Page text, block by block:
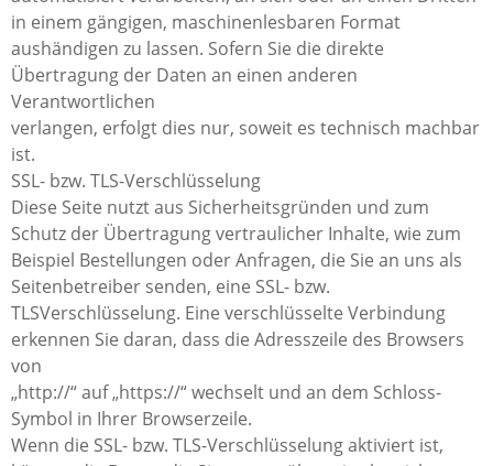
in einem gängigen, maschinenlesbaren Format
aushändigen zu lassen. Sofern Sie die direkte
Übertragung der Daten an einen anderen
Verantwortlichen
verlangen, erfolgt dies nur, soweit es technisch machbar
ist.
SSL- bzw. TLS-Verschlüsselung
Diese Seite nutzt aus Sicherheitsgründen und zum
Schutz der Übertragung vertraulicher Inhalte, wie zum
Beispiel Bestellungen oder Anfragen, die Sie an uns als
Seitenbetreiber senden, eine SSL- bzw.
TLSVerschlüsselung. Eine verschlüsselte Verbindung
erkennen Sie daran, dass die Adresszeile des Browsers
von
„http://“ auf „https://“ wechselt und an dem Schloss-
Symbol in Ihrer Browserzeile.
Wenn die SSL- bzw. TLS-Verschlüsselung aktiviert ist,